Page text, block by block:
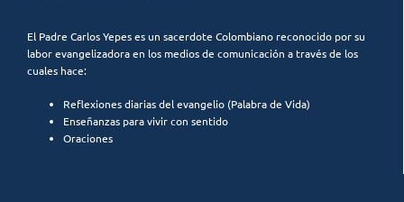
El Padre Carlos Yepes es un sacerdote Colombiano reconocido por su
labor evangelizadora en los medios de comunicación a través de los
cuales hace:
Reflexiones diarias del evangelio (Palabra de Vida)
Enseñanzas para vivir con sentido
Oraciones